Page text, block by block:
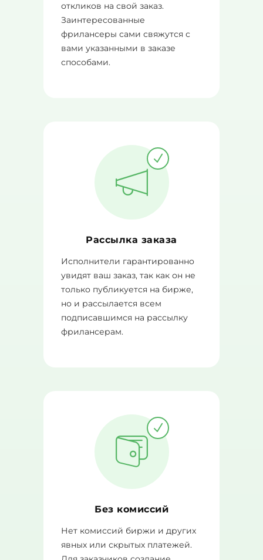
откликов на свой заказ.
Заинтересованные
фрилансеры сами свяжутся с
вами указанными в заказе
способами.
Рассылка заказа
Исполнители гарантированно
увидят ваш заказ, так как он не
только публикуется на бирже,
но и рассылается всем
подписавшимся на рассылку
фрилансерам.
Без комиссий
Нет комиссий биржи и других
явных или скрытых платежей.